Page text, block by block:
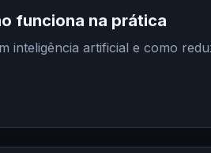
funciona na prática
inteligência artificial e como